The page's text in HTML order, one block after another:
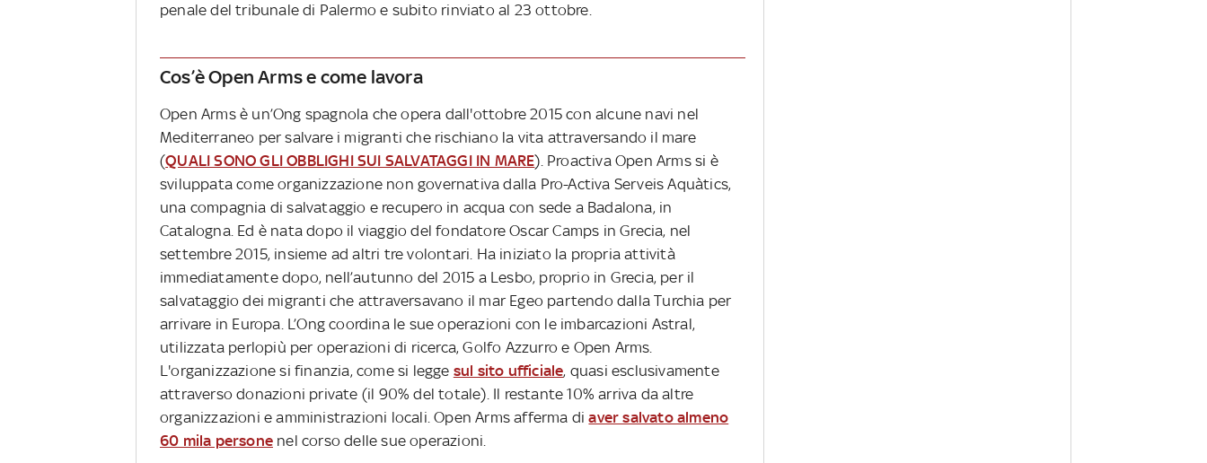
penale del tribunale di Palermo e subito rinviato al 23 ottobre.
Cos’è Open Arms e come lavora
Open Arms è un’Ong spagnola che opera dall'ottobre 2015 con alcune navi nel
Mediterraneo per salvare i migranti che rischiano la vita attraversando il mare
(QUALI SONO GLI OBBLIGHI SUI SALVATAGGI IN MARE). Proactiva Open Arms si è
sviluppata come organizzazione non governativa dalla Pro-Activa Serveis Aquàtics,
una compagnia di salvataggio e recupero in acqua con sede a Badalona, in
Catalogna. Ed è nata dopo il viaggio del fondatore Oscar Camps in Grecia, nel
settembre 2015, insieme ad altri tre volontari. Ha iniziato la propria attività
immediatamente dopo, nell’autunno del 2015 a Lesbo, proprio in Grecia, per il
salvataggio dei migranti che attraversavano il mar Egeo partendo dalla Turchia per
arrivare in Europa. L’Ong coordina le sue operazioni con le imbarcazioni Astral,
utilizzata perlopiù per operazioni di ricerca, Golfo Azzurro e Open Arms.
L'organizzazione si finanzia, come si legge sul sito ufficiale, quasi esclusivamente
attraverso donazioni private (il 90% del totale). Il restante 10% arriva da altre
organizzazioni e amministrazioni locali. Open Arms afferma diaver salvato almeno
60 mila persone nel corso delle sue operazioni.